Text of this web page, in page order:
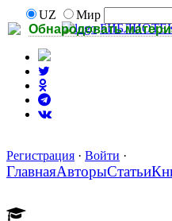
Обнародовать
UZ
Мир
Регистрация · Войти ·
ГлавнаяАвторыСтатьи